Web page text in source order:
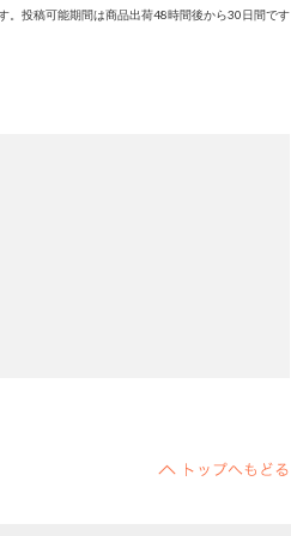
投稿可能期間は商品出荷48時間後から30日間です